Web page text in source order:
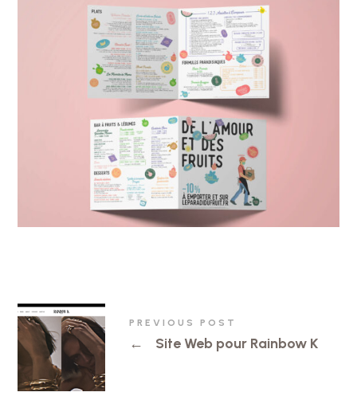
PREVIOUS POST
← Site Web pour Rainbow K